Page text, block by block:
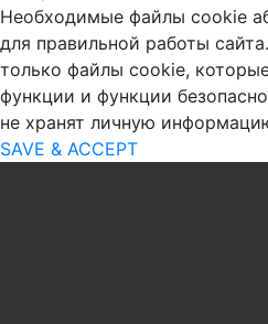
Необходимые файлы cookie
для правильной работы
только файлы cookie,
функции и функции
не хранят личную
SAVE & ACCEPT